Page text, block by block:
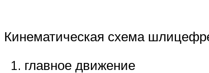
Кинематическая схема
главное движение